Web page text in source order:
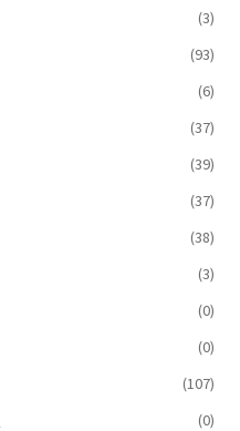
(3)
(93)
(6)
(37)
(39)
(37)
(38)
(3)
(0)
(0)
(107)
(0)